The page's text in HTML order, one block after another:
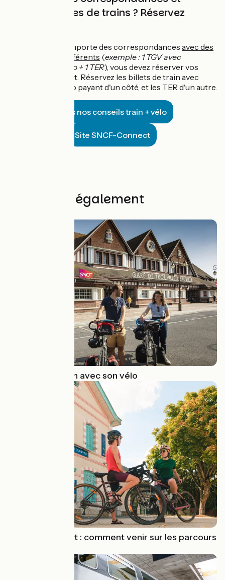
plusieurs types de trains ? Réservez
Si votre trajet comporte des correspondances avec des
types de trains différents (exemple : 1 TGV avec
emplacement vélo + 1 TER), vous devez réserver vos
billets séparément. Réservez les billets de train avec
emplacement vélo payant d'un côté, et les TER d'un autre.
Tous nos conseils train + vélo
Site SNCF-Connect
Découvrez également
Voyager en train avec son vélo
Vélo & transport : comment venir sur les parcours